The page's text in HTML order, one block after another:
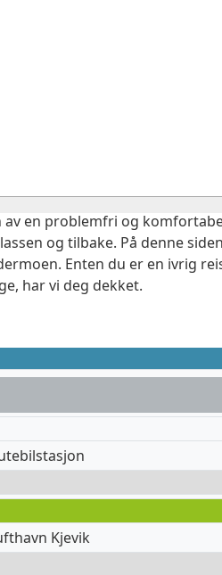
en problemfri og
og tilbake. På denne
Enten du er en ivrig
har vi deg dekket.
Kjevik